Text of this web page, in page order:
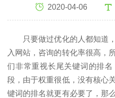
2020-04-06
只要做过优化的人都知道，
入网站，咨询的转化率很高，
们非常重视长尾关键词的排
段，由于权重很低，没有核心
键词的排名就更有必要了，那